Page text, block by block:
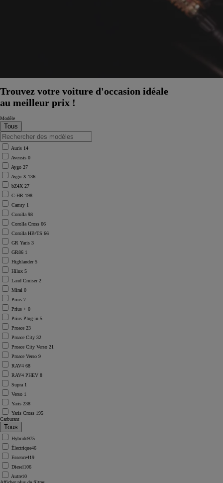
Trouvez votre voiture d'occasion idéale
au meilleur prix !
Modèle
Auris 14
Avensis 0
Aygo 27
Aygo X 136
bZ4X 27
C-HR 198
Camry 1
Corolla 98
Corolla Cross 66
Corolla HB/TS 66
GR Yaris 3
GR86 1
Highlander5
Hilux 5
Land Cruiser2
Mirai 0
Prius 7
Prius + 0
Prius Plug-in 5
Proace 23
Proace City 32
Proace City Verso 21
Proace Verso 9
RAV4 68
RAV4 PHEV 8
Supra 1
Verso 1
Yaris 238
Yaris Cross 195
Carburant
Hybride975
Électrique46
Essence419
Diesel106
Autre10